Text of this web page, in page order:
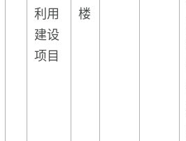
利用
建设
项目
楼